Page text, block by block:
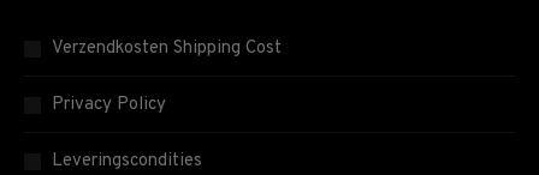
Verzendkosten Shipping Cost
Privacy Policy
Leveringscondities